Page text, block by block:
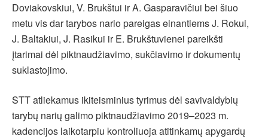
Doviakovskiui, V. Brukštui ir A. Gasparavičiui bei šiuo
metu vis dar tarybos nario pareigas einantiems J. Rokui,
J. Baltakiui, J. Rasikui ir E. Brukštuvienei pareikšti
įtarimai dėl piktnaudžiavimo, sukčiavimo ir dokumentų
suklastojimo.
STT atliekamus ikiteisminius tyrimus dėl savivaldybių
tarybų narių galimo piktnaudžiavimo 2019–2023 m.
kadencijos laikotarpiu kontroliuoja atitinkamų apygardų